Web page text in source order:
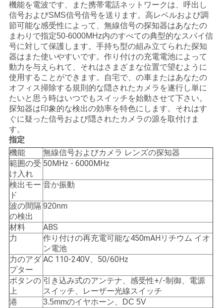
ニ
ュ
ー
ス
事
例
ブ
ロ
グ
引
金
を
求
機能を電波です、また携帯電話ネットワークは、呼出し
信号およびSMS信号信号を送ります。高レベルおよび調
節可能な感受性によって、無線信号の探知器はあなたの
まわりで指定50-6000MHz内のすべての典型的なスパイ信
号に対して保護します。手持ち型の組み立てられた探知
器はまた使いやすいです。作り付けの充電電池によって
動力を与えられて、それはさまざまな位置で望むように
使用することができます。自宅で、の車またはあなたの
オフィス掃除する規則的な隠されたカメラを遂行し単に
たいと思う時はいつでもスイッチを始動させて下さい。
探知器は印象的な検出の効率を特色にします。それはす
ぐに疑った信号および隠されたカメラの源を取付けま
す。
指定
機能
無線信号およびカメラ レンズの探知器
範囲の受
け入れ
50MHz - 6000MHz
検出モー
ド
音か振動
波の間隔
の検出
920nm
材料
ABS
力
作り付けの再充電可能な450mAHリチウム イオ
ン電池
力のアダ
プター
AC 110-240V、50/60Hz
ボタンの
上
引き込み式のアンテナ、感受性+/-制御、電源
スイッチ、レーザー光線スイッチ
港
3.5mmのイヤホーン、DC 5V